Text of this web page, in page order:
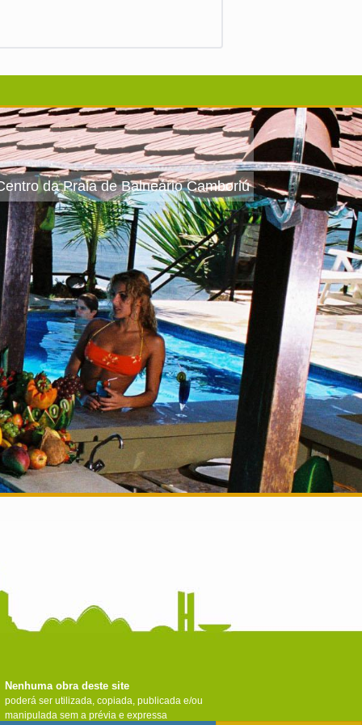
da Praia de Balneário Camboriú
Nenhuma obra deste site
poderá ser utilizada, copiada, publicada e/ou
manipulada sem a prévia e expressa